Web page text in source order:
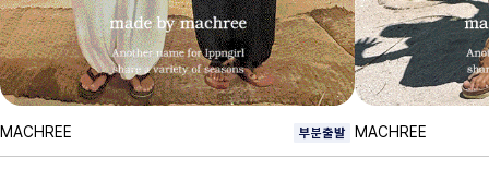
MACHREE MACHREE